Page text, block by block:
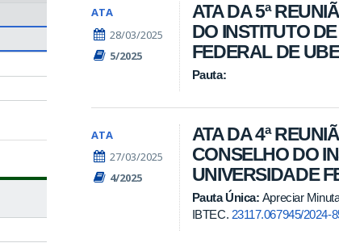
ATA
28/03/2025
5/2025
ATA DA 5ª
DO INSTITUTO
FEDERAL DE
Pauta:
ATA
27/03/2025
4/2025
ATA DA 4ª
CONSELHO DO
UNIVERSIDADE
Pauta Única: Apreciar
IBTEC. 23117.067945/2024-